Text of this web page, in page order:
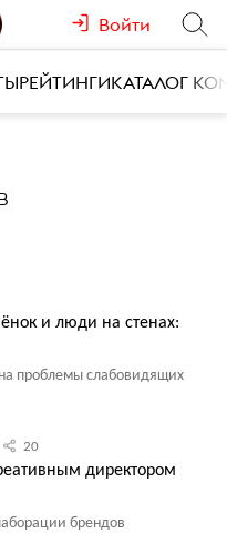
Войти
РЕЙТИНГИКАТАЛОГ
и люди на стенах:
проблемы слабовидящих
20
директором
брендов